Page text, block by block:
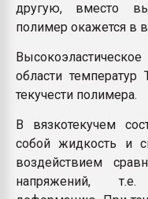
другую, вместо
полимер окажется в
области
текучести полимера.
В вязкотекучем
собой жидкость и
воздействием
напряжений, т.е.